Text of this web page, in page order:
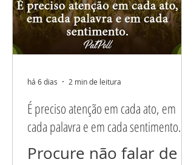
É preciso atenção em cada ato, em
cada palavra e em cada sentimento.
Procure não falar de
há 6 dias 2 min de leitura